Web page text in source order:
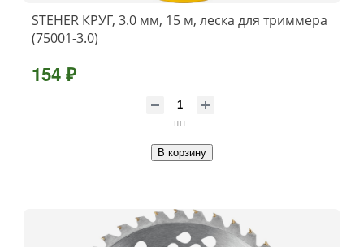
STEHER КРУГ, 3.0 мм, 15 м, леска для триммера
(75001-3.0)
154 ₽
шт
В корзину